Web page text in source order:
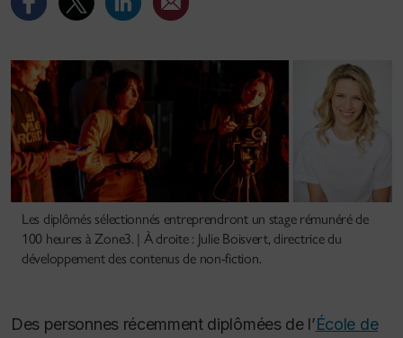
Les diplômés sélectionnés entreprendront un stage rémunéré de
100 heures à Zone3. | À droite : Julie Boisvert, directrice du
développement des contenus de non-fiction.
Des personnes récemment diplômées de l’École de